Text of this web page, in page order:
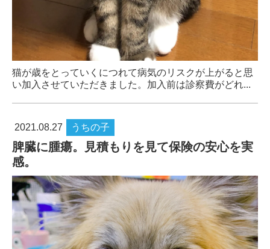
猫が歳をとっていくにつれて病気のリスクが上がると思
い加入させていただきました。加入前は診察費がどれ...
2021.08.27 うちの子
脾臓に腫瘍。見積もりを見て保険の安心を実
感。